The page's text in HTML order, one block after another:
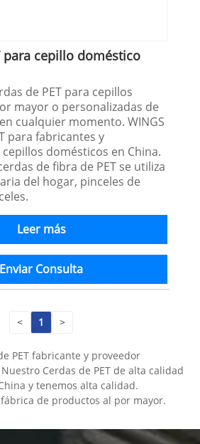
para cepillo doméstico
de PET para cepillos
mayor o personalizadas de
cualquier momento. WINGS
para fabricantes y
domésticos en China.
de fibra de PET se utiliza
del hogar, pinceles de
Leer más
Enviar Consulta
< 1 >
PET fabricante y proveedor
Cerdas de PET de alta calidad
y tenemos alta calidad.
de productos al por mayor.